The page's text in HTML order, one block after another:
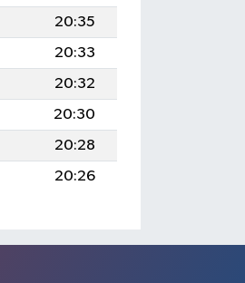
20:35
20:33
20:32
20:30
20:28
20:26